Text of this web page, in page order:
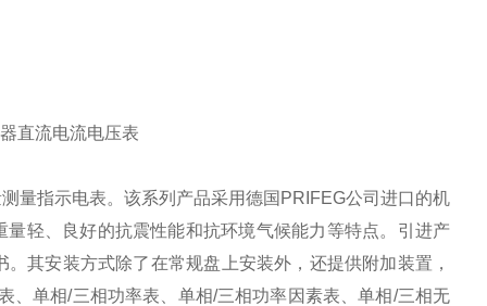
量指示电表。该系列产品采用德国PRIFEG公司进口的机
轻、良好的抗震性能和抗环境气候能力等特点。引进产
其安装方式除了在常规盘上安装外，还提供附加装置，
、单相/三相功率表、单相/三相功率因素表、单相/三相无